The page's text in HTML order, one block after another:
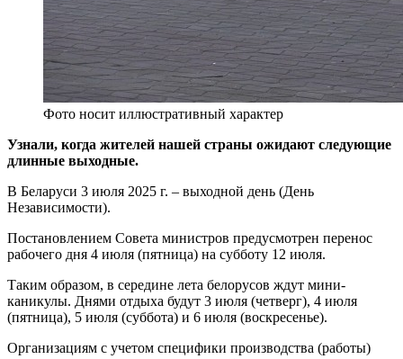
Фото носит иллюстративный характер
Узнали, когда жителей нашей страны ожидают следующие
длинные выходные.
В Беларуси 3 июля 2025 г. – выходной день (День
Независимости).
Постановлением Совета министров предусмотрен перенос
рабочего дня 4 июля (пятница) на субботу 12 июля.
Таким образом, в середине лета белорусов ждут мини-
каникулы. Днями отдыха будут 3 июля (четверг), 4 июля
(пятница), 5 июля (суббота) и 6 июля (воскресенье).
Организациям с учетом специфики производства (работы)